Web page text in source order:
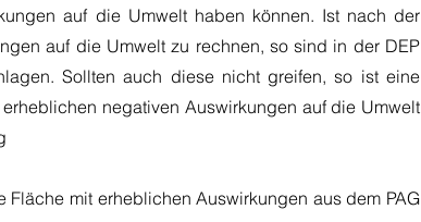
auf die Umwelt haben können. Ist nach der
auf die Umwelt zu rechnen, so sind in der DEP
Sollten auch diese nicht greifen, so ist eine
negativen Auswirkungen auf die Umwelt
mit erheblichen Auswirkungen aus dem PAG